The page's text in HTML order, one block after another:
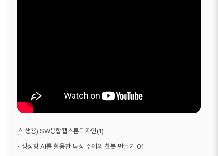
(학생용) SW융합캡스톤디자인(1)
- 생성형 AI를 활용한 특정 주제의 챗봇 만들기 01